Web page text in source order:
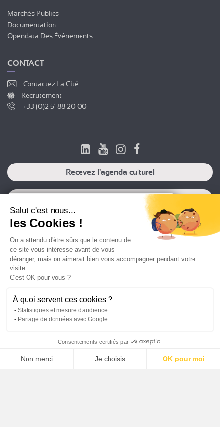
Marchés Publics
Documentation
Opendata Des Événements
CONTACT
Contactez La Cité
Recrutement
+33 (0)2 51 88 20 00
Recevez l'agenda culturel
Recevez l'agenda professionnel
Recevoir la newsletter professionnelle
FR
Politique de protection des données
Salut c'est nous...
les Cookies !
On a attendu d'être sûrs que le contenu de
ce site vous intéresse avant de vous
déranger, mais on aimerait bien vous accompagner pendant votre
visite...
C'est OK pour vous ?
À quoi servent ces cookies ?
Statistiques et mesure d'audience
Partage de données avec Google
Consentements certifiés par
Non merci Je choisis OK pour moi